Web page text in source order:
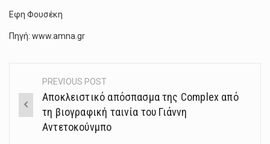
Εφη Φουσέκη
Πηγή: www.amna.gr
Post
navigation
PREVIOUS POST
Αποκλειστικό απόσπασμα της Complex από
τη βιογραφική ταινία του Γιάννη
Αντετοκούνμπο